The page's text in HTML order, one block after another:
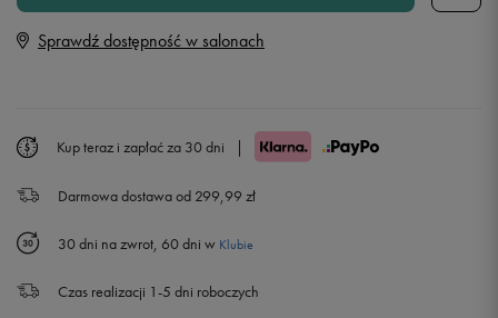
M
XL Powiadom o dostępności
Powiadom o dostępności
Sprawdź dostępność w salonach
Kup teraz i zapłać za 30 dni |
Darmowa dostawa od 299,99 zł
30 dni na zwrot, 60 dni w Klubie
Czas realizacji 1-5 dni roboczych